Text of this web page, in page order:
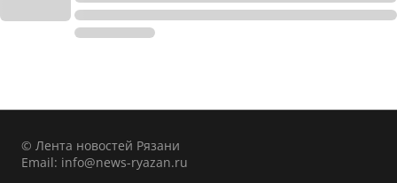
© Лента новостей Рязани
Email: info@news-ryazan.ru